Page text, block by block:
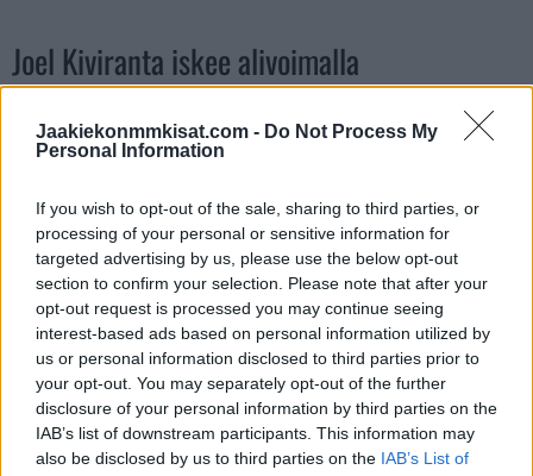
Jaakiekonmmkisat.com - Do Not Process My
Personal Information
If you wish to opt-out of the sale, sharing to third parties, or
processing of your personal or sensitive information for
targeted advertising by us, please use the below opt-out
section to confirm your selection. Please note that after your
opt-out request is processed you may continue seeing
interest-based ads based on personal information utilized by
us or personal information disclosed to third parties prior to
your opt-out. You may separately opt-out of the further
disclosure of your personal information by third parties on the
IAB’s list of downstream participants. This information may
also be disclosed by us to third parties on the IAB’s List of
Joel Kiviranta iskee alivoimalla
https://twitter.com/ViaplayUrheilu/status/158583551250133
8112
Jos twiitti ei näy laitteellasi voit katsoa sen suoraanTwitteristä
Edellinen artikkeli Seuraava artikkeli